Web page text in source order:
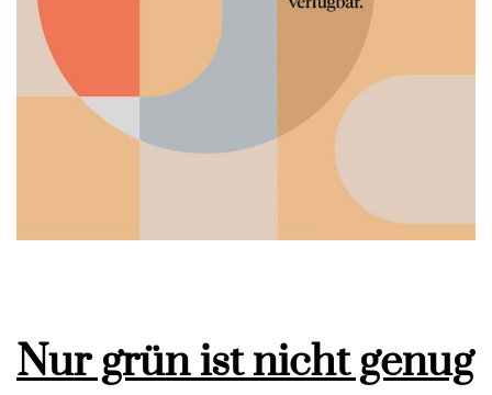
Nur grün ist nicht genug